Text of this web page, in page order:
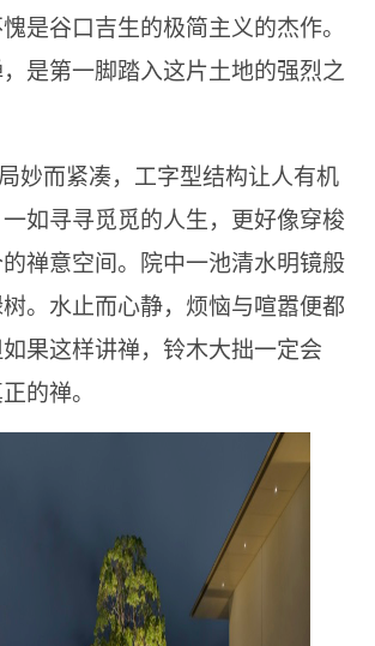
是谷口吉生的极简主义的杰作。
是第一脚踏入这片土地的强烈之
妙而紧凑，工字型结构让人有机
如寻寻觅觅的人生，更好像穿梭
禅意空间。院中一池清水明镜般
。水止而心静，烦恼与喧嚣便都
果这样讲禅，铃木大拙一定会
的禅。